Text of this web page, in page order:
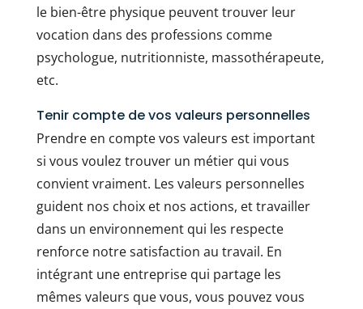
le bien-être physique peuvent trouver leur
vocation dans des professions comme
psychologue, nutritionniste, massothérapeute,
etc.
Tenir compte de vos valeurs personnelles
Prendre en compte vos valeurs est important
si vous voulez trouver un métier qui vous
convient vraiment. Les valeurs personnelles
guident nos choix et nos actions, et travailler
dans un environnement qui les respecte
renforce notre satisfaction au travail. En
intégrant une entreprise qui partage les
mêmes valeurs que vous, vous pouvez vous